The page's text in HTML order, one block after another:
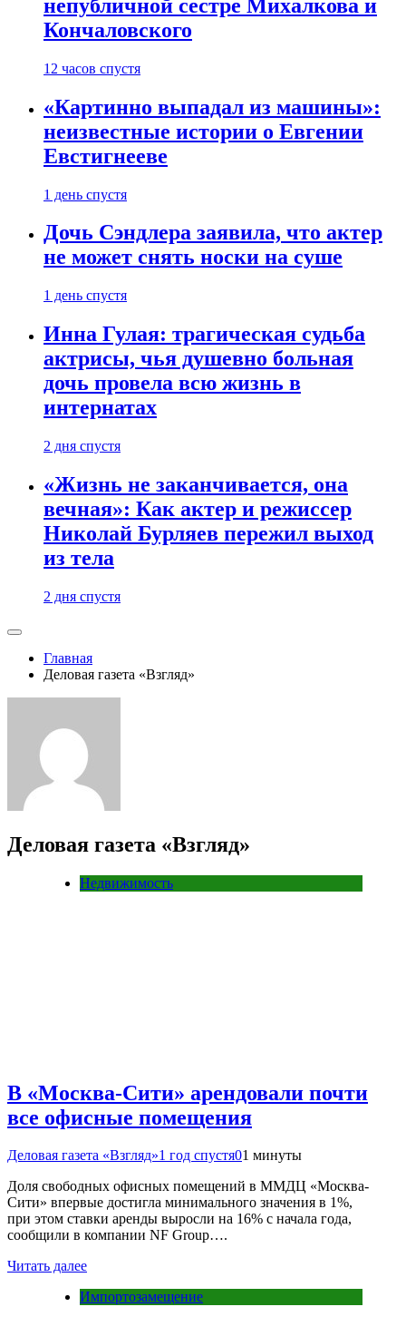
непубличной сестре Михалкова и
Кончаловского
12 часов спустя
«Картинно выпадал из машины»:
неизвестные истории о Евгении
Евстигнееве
1 день спустя
Дочь Сэндлера заявила, что актер
не может снять носки на суше
1 день спустя
Инна Гулая: трагическая судьба
актрисы, чья душевно больная
дочь провела всю жизнь в
интернатах
2 дня спустя
«Жизнь не заканчивается, она
вечная»: Как актер и режиссер
Николай Бурляев пережил выход
из тела
2 дня спустя
Главная
Деловая газета «Взгляд»
Деловая газета «Взгляд»
Недвижимость
В «Москва-Сити» арендовали почти
все офисные помещения
Деловая газета «Взгляд»1 год спустя01 минуты
Доля свободных офисных помещений в ММДЦ «Москва-
Сити» впервые достигла минимального значения в 1%,
при этом ставки аренды выросли на 16% с начала года,
сообщили в компании NF Group….
Читать далее
Импортозамещение